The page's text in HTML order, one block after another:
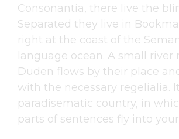
Consonantia, there live the
Separated they live in
right at the coast of the
language ocean. A small river
Duden flows by their place
with the necessary regelialia.
paradisematic country, in
parts of sentences fly into